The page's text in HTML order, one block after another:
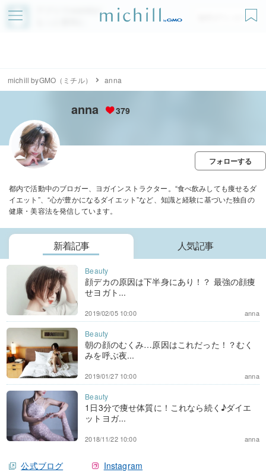
アプリでmichillが
無料ダウンロード
michill byGMO（ミチル） anna
anna 379
フォローする
都内で活動中のブロガー、ヨガインストラクター。“食べ飲みしても痩せるダ
イエット”、“心が豊かになるダイエット”など、知識と経験に基づいた独自の
健康・美容法を発信しています。
新着記事 人気記事
顔デカの原因は下半身にあり！？ 最強の顔痩
せヨガト...
anna
2019/02/05 10:00
朝の顔のむくみ…原因はこれだった！？むく
みを呼ぶ夜...
anna
2019/01/27 10:00
1日3分で痩せ体質に！これなら続く♪ダイエ
ットヨガ...
anna
2018/11/22 10:00
公式ブログ Instagram